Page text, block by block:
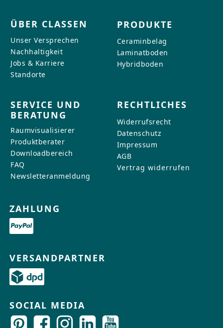
ÜBER CLASSEN
Unser Versprechen
Nachhaltigkeit
Jobs & Karriere
Standorte
PRODUKTE
Ceraminbelag
Laminatboden
Hybridboden
SERVICE UND
BERATUNG
Raumvisualisierer
Produktberater
Downloadbereich
FAQ
Newsletteranmeldung
RECHTLICHES
Widerrufsrecht
Datenschutz
Impressum
AGB
Vertrag widerrufen
ZAHLUNG
VERSANDPARTNER
SOCIAL MEDIA